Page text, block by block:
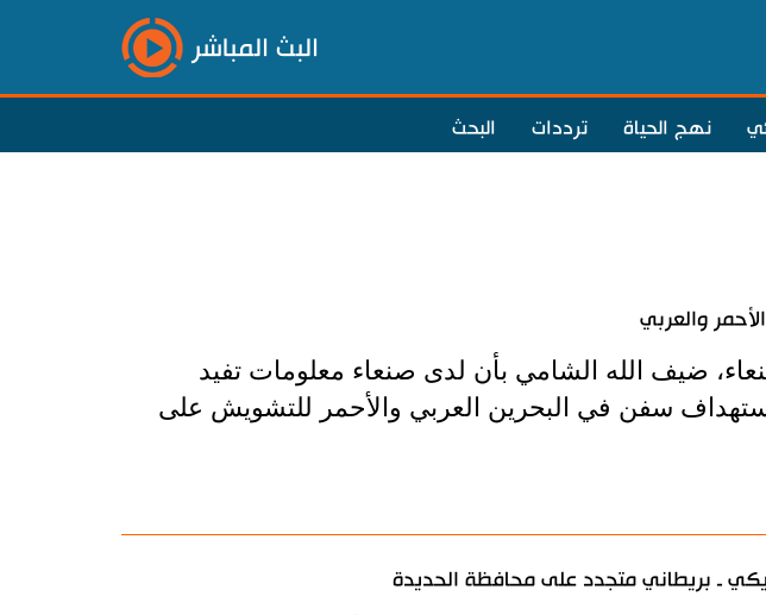
البث المباشر
نهج الحياة ترددات البحث
والعربي
ضيف الله الشامي بأن لدى صنعاء معلومات تفيد
سفن في البحرين العربي والأحمر للتشويش على
ـ بريطاني متجدد على محافظة الحديدة